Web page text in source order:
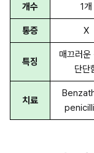
개수 1개
통증 X
특징
매끄러운
단단
치료